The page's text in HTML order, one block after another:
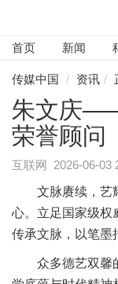
首页 新闻
传媒中国 资讯
朱文庆
荣誉顾问
互联网 2026-06-03
文脉赓续，艺
心。立足国家级权
传承文脉，以笔墨
众多德艺双馨